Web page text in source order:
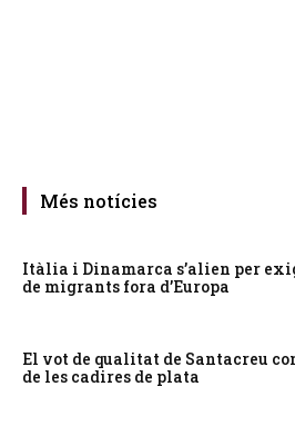
Més notícies
Itàlia i Dinamarca s’alien per
de migrants fora d’Europa
El vot de qualitat de Santacreu
de les cadires de plata